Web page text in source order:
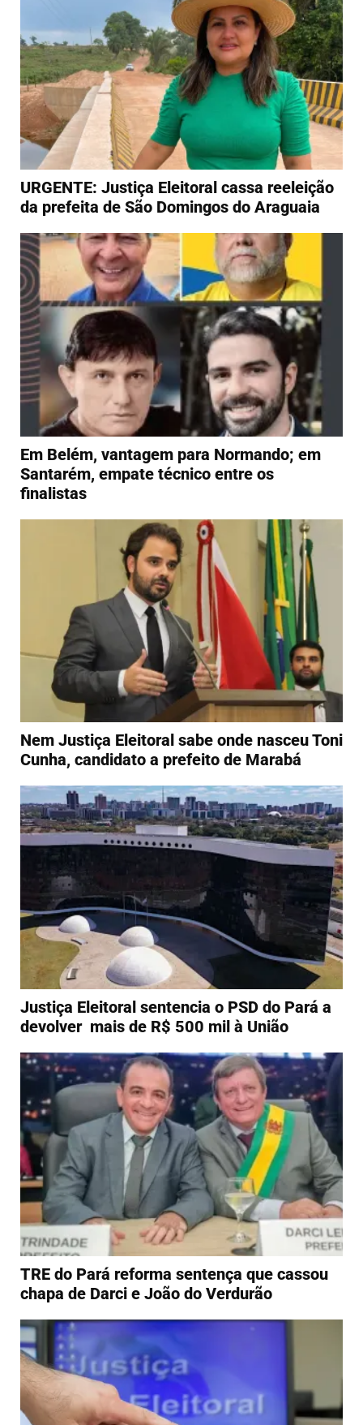
URGENTE: Justiça Eleitoral cassa reeleição
da prefeita de São Domingos do Araguaia
Em Belém, vantagem para Normando; em
Santarém, empate técnico entre os
finalistas
Nem Justiça Eleitoral sabe onde nasceu Toni
Cunha, candidato a prefeito de Marabá
Justiça Eleitoral sentencia o PSD do Pará a
devolver mais de R$ 500 mil à União
TRE do Pará reforma sentença que cassou
chapa de Darci e João do Verdurão